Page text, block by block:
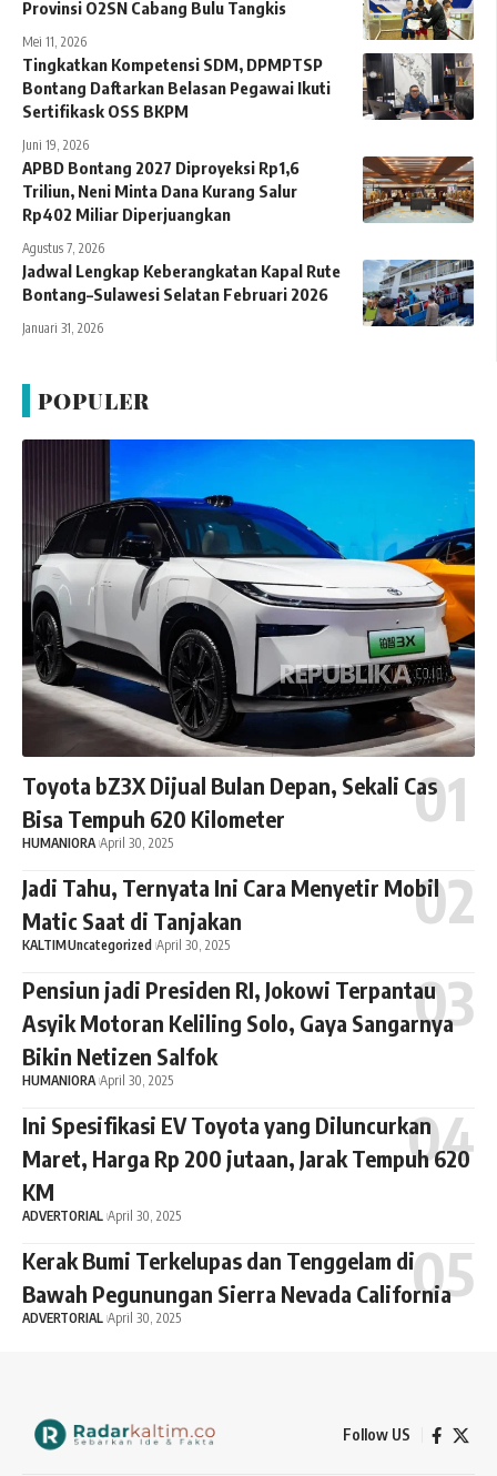
Provinsi O2SN Cabang Bulu Tangkis
Mei 11, 2026
Tingkatkan Kompetensi SDM, DPMPTSP
Bontang Daftarkan Belasan Pegawai Ikuti
Sertifikask OSS BKPM
Juni 19, 2026
APBD Bontang 2027 Diproyeksi Rp1,6
Triliun, Neni Minta Dana Kurang Salur
Rp402 Miliar Diperjuangkan
Agustus 7, 2026
Jadwal Lengkap Keberangkatan Kapal Rute
Bontang–Sulawesi Selatan Februari 2026
Januari 31, 2026
POPULER
Toyota bZ3X Dijual Bulan Depan, Sekali Cas
Bisa Tempuh 620 Kilometer
HUMANIORA April 30, 2025
Jadi Tahu, Ternyata Ini Cara Menyetir Mobil
Matic Saat di Tanjakan
KALTIMUncategorized April 30, 2025
Pensiun jadi Presiden RI, Jokowi Terpantau
Asyik Motoran Keliling Solo, Gaya Sangarnya
Bikin Netizen Salfok
HUMANIORA April 30, 2025
Ini Spesifikasi EV Toyota yang Diluncurkan
Maret, Harga Rp 200 jutaan, Jarak Tempuh 620
KM
ADVERTORIAL April 30, 2025
Kerak Bumi Terkelupas dan Tenggelam di
Bawah Pegunungan Sierra Nevada California
ADVERTORIAL April 30, 2025
Follow US